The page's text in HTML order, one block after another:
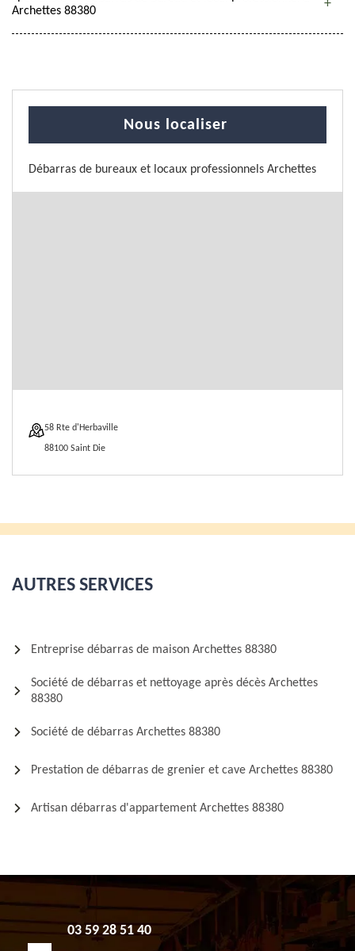
Archettes 88380
Nous localiser
Débarras de bureaux et locaux professionnels Archettes
58 Rte d'Herbaville
88100 Saint Die
AUTRES SERVICES
Entreprise débarras de maison Archettes 88380
Société de débarras et nettoyage après décès Archettes
88380
Société de débarras Archettes 88380
Prestation de débarras de grenier et cave Archettes 88380
Artisan débarras d'appartement Archettes 88380
03 59 28 51 40